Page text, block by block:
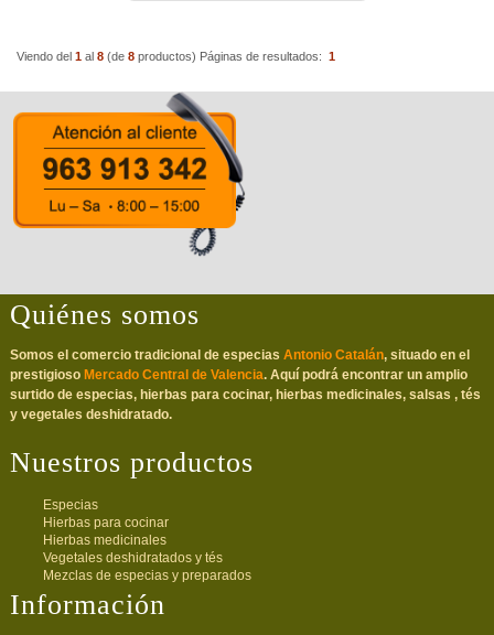
Viendo del 1 al 8 (de 8 productos) Páginas de resultados: 1
Quiénes somos
Somos el comercio tradicional de especias Antonio Catalán, situado en el
prestigioso Mercado Central de Valencia. Aquí podrá encontrar un amplio
surtido de especias, hierbas para cocinar, hierbas medicinales, salsas , tés
y vegetales deshidratado.
Nuestros productos
Especias
Hierbas para cocinar
Hierbas medicinales
Vegetales deshidratados y tés
Mezclas de especias y preparados
Información